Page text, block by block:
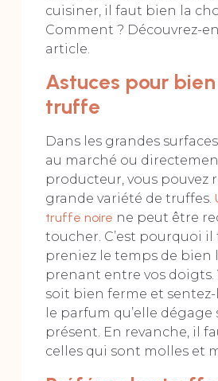
cuisiner, il faut bien la
Comment ? Découvrez-
article.
Astuces pour
truffe
Dans les grandes
au marché ou
producteur, vous pouvez
grande variété de truffes.
truffe noire ne peut être
toucher. C’est pourquoi il
preniez le temps de bien
prenant entre vos doigts.
soit bien ferme et
le parfum qu’elle
présent. En revanche, il
celles qui sont molles et